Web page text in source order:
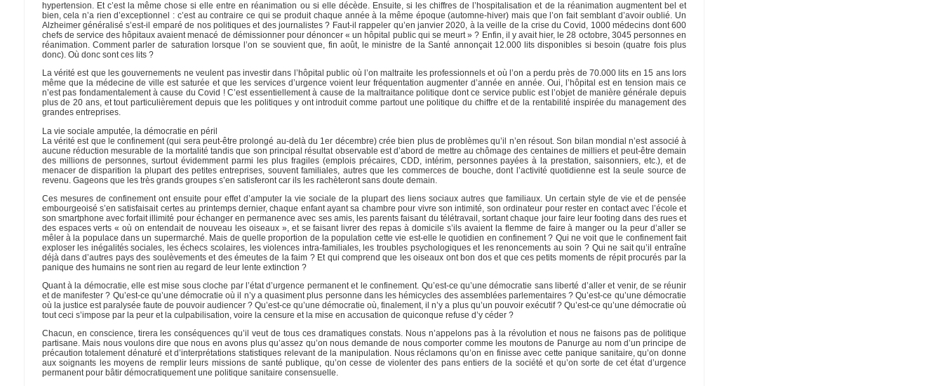
hypertension. Et c’est la même chose si elle entre en réanimation ou si elle décède. Ensuite, si les chiffres de l’hospitalisation et de la réanimation augmentent bel et
bien, cela n’a rien d’exceptionnel : c’est au contraire ce qui se produit chaque année à la même époque (automne-hiver) mais que l’on fait semblant d’avoir oublié. Un
Alzheimer généralisé s’est-il emparé de nos politiques et des journalistes ? Faut-il rappeler qu’en janvier 2020, à la veille de la crise du Covid, 1000 médecins dont 600
chefs de service des hôpitaux avaient menacé de démissionner pour dénoncer « un hôpital public qui se meurt » ? Enfin, il y avait hier, le 28 octobre, 3045 personnes en
réanimation. Comment parler de saturation lorsque l’on se souvient que, fin août, le ministre de la Santé annonçait 12.000 lits disponibles si besoin (quatre fois plus
donc). Où donc sont ces lits ?
La vérité est que les gouvernements ne veulent pas investir dans l’hôpital public où l’on maltraite les professionnels et où l’on a perdu près de 70.000 lits en 15 ans lors
même que la médecine de ville est saturée et que les services d’urgence voient leur fréquentation augmenter d’année en année. Oui, l’hôpital est en tension mais ce
n’est pas fondamentalement à cause du Covid ! C’est essentiellement à cause de la maltraitance politique dont ce service public est l’objet de manière générale depuis
plus de 20 ans, et tout particulièrement depuis que les politiques y ont introduit comme partout une politique du chiffre et de la rentabilité inspirée du management des
grandes entreprises.
La vie sociale amputée, la démocratie en péril
La vérité est que le confinement (qui sera peut-être prolongé au-delà du 1er décembre) crée bien plus de problèmes qu’il n’en résout. Son bilan mondial n’est associé à
aucune réduction mesurable de la mortalité tandis que son principal résultat observable est d’abord de mettre au chômage des centaines de milliers et peut-être demain
des millions de personnes, surtout évidemment parmi les plus fragiles (emplois précaires, CDD, intérim, personnes payées à la prestation, saisonniers, etc.), et de
menacer de disparition la plupart des petites entreprises, souvent familiales, autres que les commerces de bouche, dont l’activité quotidienne est la seule source de
revenu. Gageons que les très grands groupes s’en satisferont car ils les rachèteront sans doute demain.
Ces mesures de confinement ont ensuite pour effet d’amputer la vie sociale de la plupart des liens sociaux autres que familiaux. Un certain style de vie et de pensée
embourgeoisé s’en satisfaisait certes au printemps dernier, chaque enfant ayant sa chambre pour vivre son intimité, son ordinateur pour rester en contact avec l’école et
son smartphone avec forfait illimité pour échanger en permanence avec ses amis, les parents faisant du télétravail, sortant chaque jour faire leur footing dans des rues et
des espaces verts « où on entendait de nouveau les oiseaux », et se faisant livrer des repas à domicile s’ils avaient la flemme de faire à manger ou la peur d’aller se
mêler à la populace dans un supermarché. Mais de quelle proportion de la population cette vie est-elle le quotidien en confinement ? Qui ne voit que le confinement fait
exploser les inégalités sociales, les échecs scolaires, les violences intra-familiales, les troubles psychologiques et les renoncements au soin ? Qui ne sait qu’il entraîne
déjà dans d’autres pays des soulèvements et des émeutes de la faim ? Et qui comprend que les oiseaux ont bon dos et que ces petits moments de répit procurés par la
panique des humains ne sont rien au regard de leur lente extinction ?
Quant à la démocratie, elle est mise sous cloche par l’état d’urgence permanent et le confinement. Qu’est-ce qu’une démocratie sans liberté d’aller et venir, de se réunir
et de manifester ? Qu’est-ce qu’une démocratie où il n’y a quasiment plus personne dans les hémicycles des assemblées parlementaires ? Qu’est-ce qu’une démocratie
où la justice est paralysée faute de pouvoir audiencer ? Qu’est-ce qu’une démocratie où, finalement, il n’y a plus qu’un pouvoir exécutif ? Qu’est-ce qu’une démocratie où
tout ceci s’impose par la peur et la culpabilisation, voire la censure et la mise en accusation de quiconque refuse d’y céder ?
Chacun, en conscience, tirera les conséquences qu’il veut de tous ces dramatiques constats. Nous n’appelons pas à la révolution et nous ne faisons pas de politique
partisane. Mais nous voulons dire que nous en avons plus qu’assez qu’on nous demande de nous comporter comme les moutons de Panurge au nom d’un principe de
précaution totalement dénaturé et d’interprétations statistiques relevant de la manipulation. Nous réclamons qu’on en finisse avec cette panique sanitaire, qu’on donne
aux soignants les moyens de remplir leurs missions de santé publique, qu’on cesse de violenter des pans entiers de la société et qu’on sorte de cet état d’urgence
permanent pour bâtir démocratiquement une politique sanitaire consensuelle.